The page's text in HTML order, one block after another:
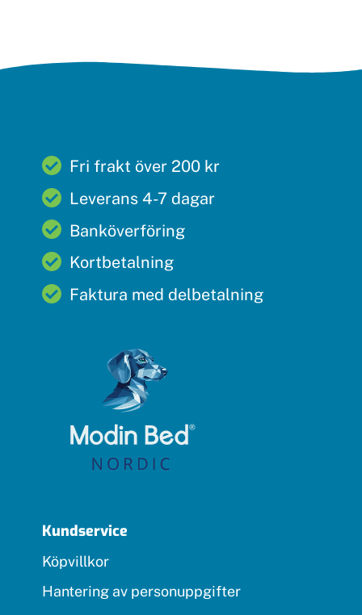
Fri frakt över 200 kr
Leverans 4-7 dagar
Banköverföring
Kortbetalning
Faktura med delbetalning
Kundservice
Köpvillkor
Hantering av personuppgifter